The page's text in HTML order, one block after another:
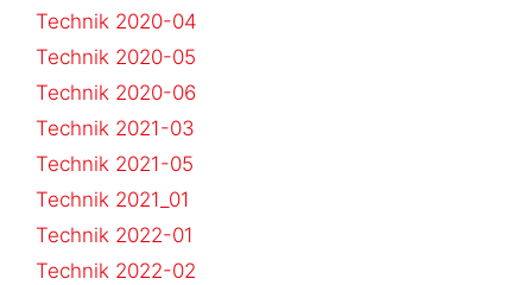
Technik 2020-04
Technik 2020-05
Technik 2020-06
Technik 2021-03
Technik 2021-05
Technik 2021_01
Technik 2022-01
Technik 2022-02